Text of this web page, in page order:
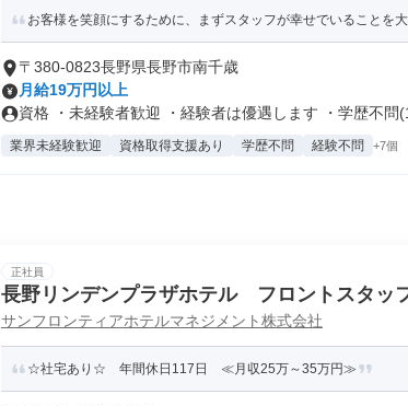
お客様を笑顔にするために、まずスタッフが幸せでいることを大
〒380-0823長野県長野市南千歳
月給19万円以上
資格 ・未経験者歓迎 ・経験者は優遇します ・学歴不問
業界未経験歓迎 資格取得支援あり 学歴不問 経験不問 +7個
正社員
長野リンデンプラザホテル フロントスタッ
サンフロンティアホテルマネジメント株式会社
☆社宅あり☆ 年間休日117日 ≪月収25万～35万円≫